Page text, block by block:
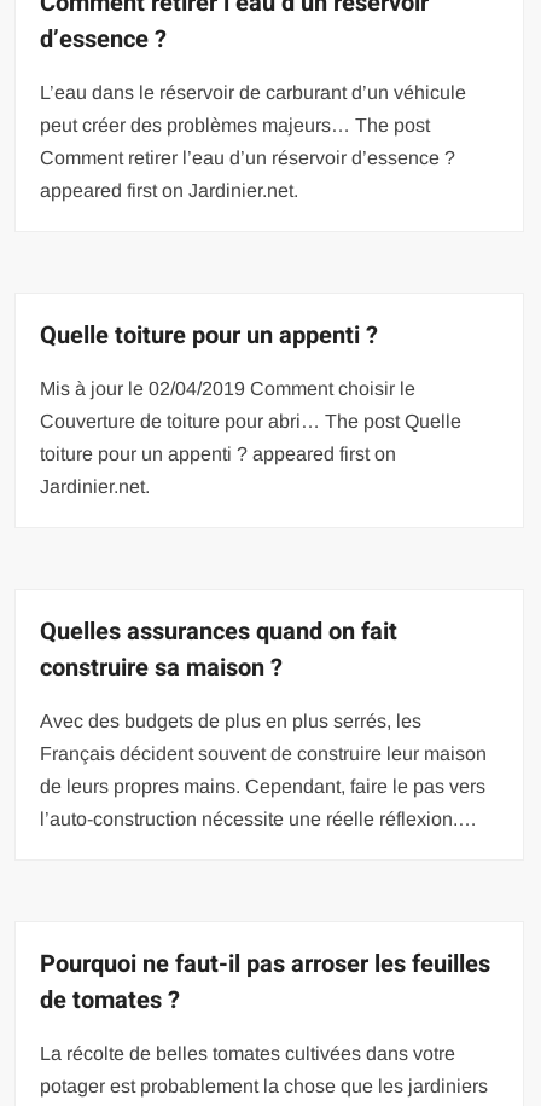
d’essence ?
L’eau dans le réservoir de carburant d’un véhicule
peut créer des problèmes majeurs… The post
Comment retirer l’eau d’un réservoir d’essence ?
appeared first on Jardinier.net.
Quelle toiture pour un appenti ?
Mis à jour le 02/04/2019 Comment choisir le
Couverture de toiture pour abri… The post Quelle
toiture pour un appenti ? appeared first on
Jardinier.net.
Quelles assurances quand on fait
construire sa maison ?
Avec des budgets de plus en plus serrés, les
Français décident souvent de construire leur maison
de leurs propres mains. Cependant, faire le pas vers
l’auto-construction nécessite une réelle réflexion.…
Pourquoi ne faut-il pas arroser les feuilles
de tomates ?
La récolte de belles tomates cultivées dans votre
potager est probablement la chose que les jardiniers